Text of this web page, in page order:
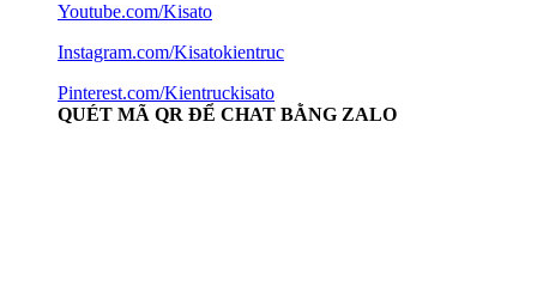
Youtube.com/Kisato
Instagram.com/Kisatokientruc
Pinterest.com/Kientruckisato
QUÉT MÃ QR ĐỂ CHAT BẰNG ZALO